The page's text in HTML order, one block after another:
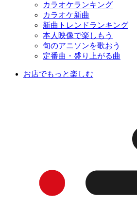
カラオケランキング
カラオケ新曲
新曲トレンドランキング
本人映像で楽しもう
旬のアニソンを歌おう
定番曲・盛り上がる曲
お店でもっと楽しむ